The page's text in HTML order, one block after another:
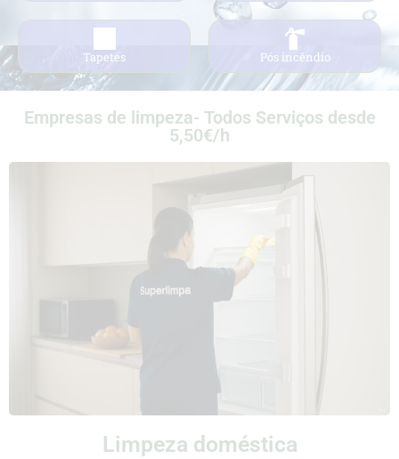
Tapetes Pós incêndio
Empresas de limpeza- Todos Serviços desde
5,50€/h
Limpeza doméstica